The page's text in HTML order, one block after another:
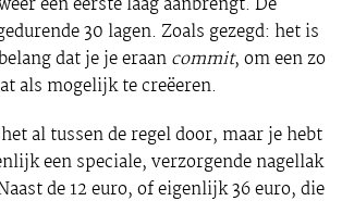
30 lagen. Zoals gezegd: het is
dat je je eraan commit, om een zo
als mogelijk te creëeren.
al tussen de regel door, maar je hebt
een speciale, verzorgende nagellak
de 12 euro, of eigenlijk 36 euro, die